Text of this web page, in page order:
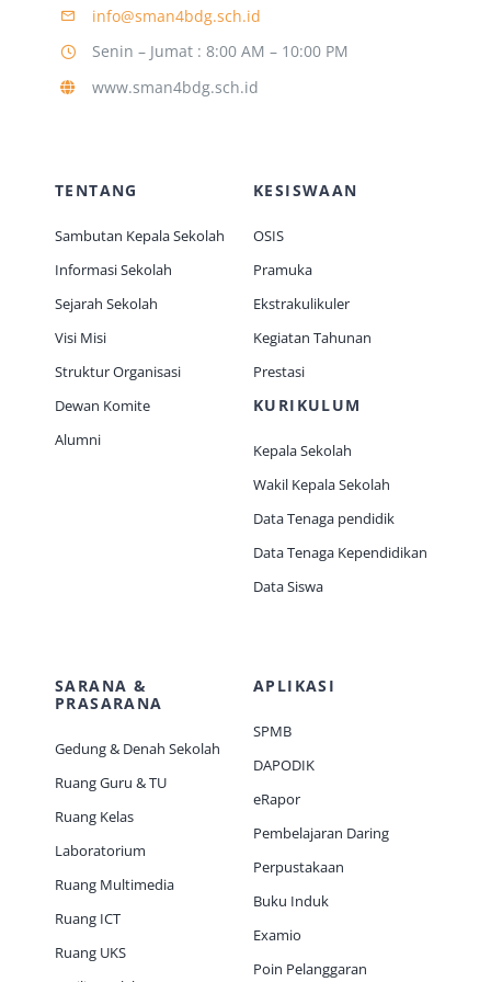
Jurnal
kontak
Siswa
Data Siswa
staf Sekolah
info@sman4bdg.sch.id
Senin – Jumat : 8:00 AM – 10:00 PM
www.sman4bdg.sch.id
TENTANG
Sambutan Kepala Sekolah
Informasi Sekolah
Sejarah Sekolah
Visi Misi
Struktur Organisasi
Dewan Komite
Alumni
KESISWAAN
OSIS
Pramuka
Ekstrakulikuler
Kegiatan Tahunan
Prestasi
KURIKULUM
Kepala Sekolah
Wakil Kepala Sekolah
Data Tenaga pendidik
Data Tenaga Kependidikan
Data Siswa
SARANA &
PRASARANA
Gedung & Denah Sekolah
Ruang Guru & TU
Ruang Kelas
Laboratorium
Ruang Multimedia
Ruang ICT
Ruang UKS
APLIKASI
SPMB
DAPODIK
eRapor
Pembelajaran Daring
Perpustakaan
Buku Induk
Examio
Poin Pelanggaran